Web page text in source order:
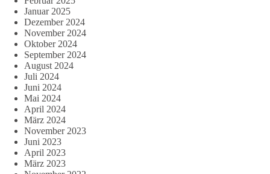
Januar 2025
Dezember 2024
November 2024
Oktober 2024
September 2024
August 2024
Juli 2024
Juni 2024
Mai 2024
April 2024
März 2024
November 2023
Juni 2023
April 2023
März 2023